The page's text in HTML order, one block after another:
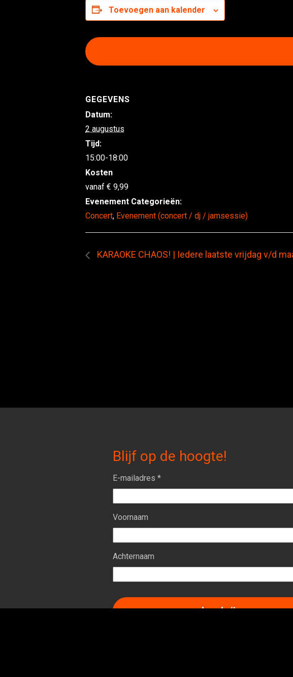
Toevoegen aan kalender
GEGEVENS
Datum:
2 augustus
Tijd:
15:00-18:00
Kosten
9,99
Evenement Categorieën:
Concert, Evenement (concert / dj / jamsessie)
KARAOKE CHAOS! | Iedere laatste vrijdag v/d
Blijf op de hoogte!
E-mailadres *
Voornaam
Achternaam